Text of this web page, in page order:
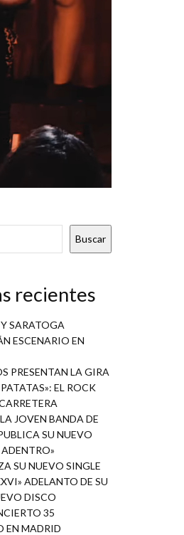
Buscar
recientes
SARATOGA
ESCENARIO EN
PRESENTAN LA GIRA
EL ROCK
JOVEN BANDA DE
SU NUEVO
SU NUEVO SINGLE
ADELANTO DE SU
DISCO
35
EN MADRID